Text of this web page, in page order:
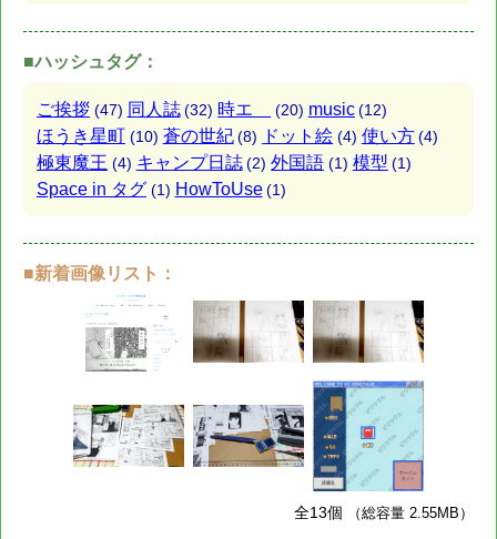
■ハッシュタグ：
ご挨拶 (47) 同人誌 (32) 時エ (20) music (12)
ほうき星町 (10) 蒼の世紀 (8) ドット絵 (4) 使い方 (4)
極東魔王 (4) キャンプ日誌 (2) 外国語 (1) 模型 (1)
Space in タグ (1) HowToUse (1)
■新着画像リスト：
全13個 （総容量 2.55MB）